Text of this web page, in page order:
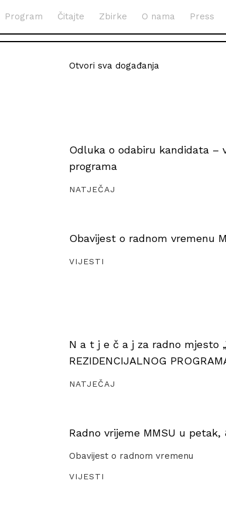
Program Čitajte Zbirke O nama Press
Otvori sva događanja
Odluka o odabiru kandidata –
programa
NATJEČAJ
Obavijest o radnom vremenu
VIJESTI
N a t j e č a j za radno mjesto
REZIDENCIJALNOG
NATJEČAJ
Radno vrijeme MMSU u petak,
Obavijest o radnom vremenu
VIJESTI